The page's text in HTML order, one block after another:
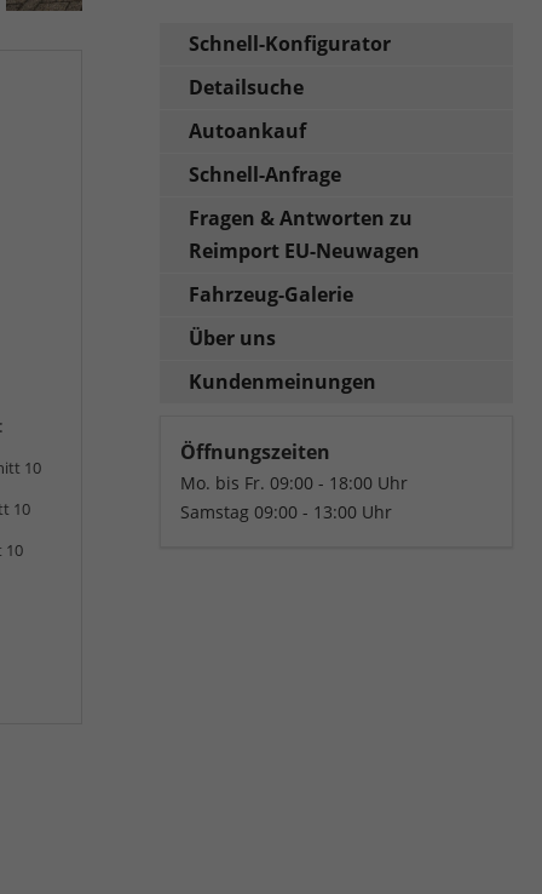
10
10
10
Schnell-Konfigurator
Detailsuche
Autoankauf
Schnell-Anfrage
Fragen & Antworten zu
Reimport EU-Neuwagen
Fahrzeug-Galerie
Über uns
Kundenmeinungen
Öffnungszeiten
Mo. bis Fr. 09:00 - 18:00 Uhr
Samstag 09:00 - 13:00 Uhr